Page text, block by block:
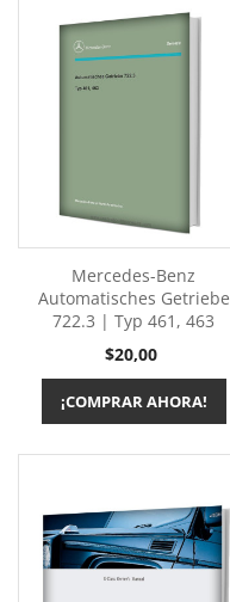
Mercedes-Benz
Automatisches Getriebe
722.3 | Typ 461, 463
Precio
$20,00
¡COMPRAR AHORA!